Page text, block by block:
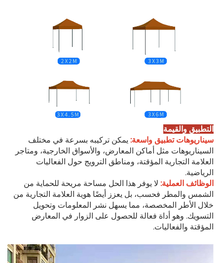
التطبيق والقيمة
سيناريوهات تطبيق واسعة:يمكن تركيبه بسرعة في مختلف
السيناريوهات مثل أماكن المعارض، والأسواق الخارجية، ومتاجر
العلامة التجارية المؤقتة، ومناطق الترويج حول الفعاليات
الرياضية.
الوظائف العملية:لا يوفر هذا الحل مساحة مريحة للحماية من
الشمس والمطر فحسب، بل يعزز أيضًا هوية العلامة التجارية من
خلال الأطر المخصصة، مما يسهل نشر المعلومات وتحويل
التسويك. وهو أداة فعالة للحصول على الزوار في المعارض
المؤقتة والفعاليات.